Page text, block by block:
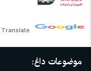
Translate
موضوعات داغ: